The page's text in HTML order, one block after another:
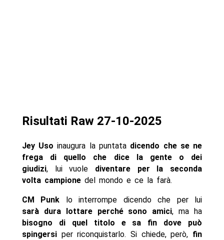
Risultati Raw 27-10-2025
Jey Uso inaugura la puntata dicendo che se ne
frega di quello che dice la gente o dei
giudizi, lui vuole diventare per la seconda
volta campionedel mondo e ce la farà.
CM Punk lo interrompe dicendo che per lui
sarà dura lottare perché sono amici, ma ha
bisogno di quel titolo e sa fin dove può
spingersiper riconquistarlo. Si chiede, però, fin